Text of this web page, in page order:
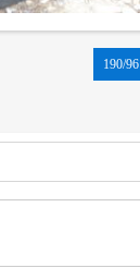
190/96